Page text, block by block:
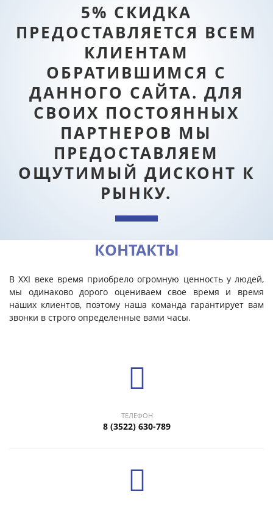
5% СКИДКА
ПРЕДОСТАВЛЯЕТСЯ ВСЕМ
КЛИЕНТАМ
ОБРАТИВШИМСЯ С
ДАННОГО САЙТА. ДЛЯ
СВОИХ ПОСТОЯННЫХ
ПАРТНЕРОВ МЫ
ПРЕДОСТАВЛЯЕМ
ОЩУТИМЫЙ ДИСКОНТ К
РЫНКУ.
КОНТАКТЫ
В ХXI веке время приобрело огромную ценность у людей,
мы одинаково дорого оцениваем свое время и время
наших клиентов, поэтому наша команда гарантирует вам
звонки в строго определенные вами часы.
ТЕЛЕФОН
8 (3522) 630-789